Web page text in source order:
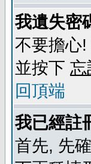
我遺失密
不要擔心
並按下 忘
回頂端
我已經註
首先, 先